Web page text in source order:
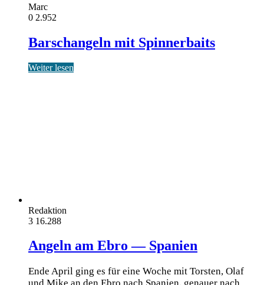
Marc
0 2.952
Barschangeln mit Spinnerbaits
Weiter lesen
Redaktion
3 16.288
Angeln am Ebro — Spanien
Ende April ging es für eine Woche mit Torsten, Olaf